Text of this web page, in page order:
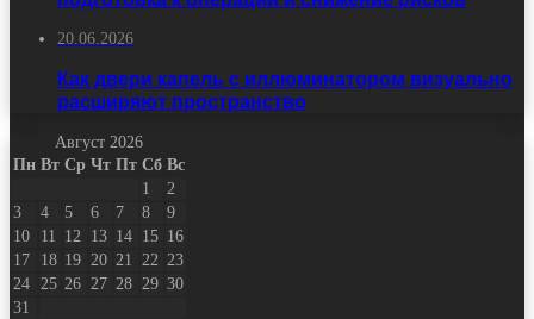
20.06.2026
Как двери капель с иллюминатором визуально
расширяют пространство
Август 2026
Пн Вт Ср Чт Пт Сб Вс
1
2
3
4 5 6 7 8
9
10
11 12 13 14 15 16
17
18 19 20 21 22 23
24
25 26 27 28 29 30
31